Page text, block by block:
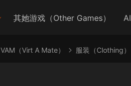
其她游戏（Other Games） AI
VAM（Virt A Mate） 服装（Clothing）